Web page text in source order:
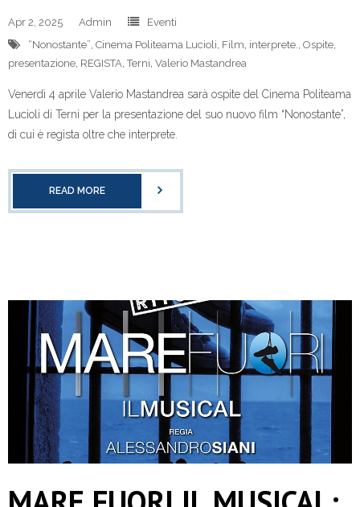
Apr 2, 2025 Admin
Eventi
“Nonostante” Cinema Politeama Lucioli Film interprete. Ospite
presentazione REGISTA ,Terni Valerio Mastandrea
Venerdì 4 aprile Valerio Mastandrea sarà ospite del Cinema Politeama
Lucioli di Terni per la presentazione del suo nuovo film “Nonostante”,
di cui è regista oltre che interprete.
READ MORE